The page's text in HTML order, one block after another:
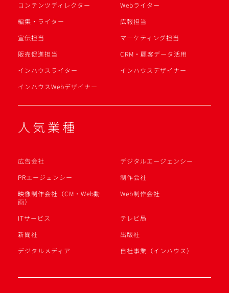
コンテンツディレクター
Webライター
編集・ライター
広報担当
宣伝担当
マーケティング担当
販売促進担当
CRM・顧客データ活用
インハウスライター
インハウスデザイナー
インハウスWebデザイナー
人気業種
広告会社
デジタルエージェンシー
PRエージェンシー
制作会社
映像制作会社（CM・Web動
画）
Web制作会社
ITサービス
テレビ局
新聞社
出版社
デジタルメディア
自社事業（インハウス）